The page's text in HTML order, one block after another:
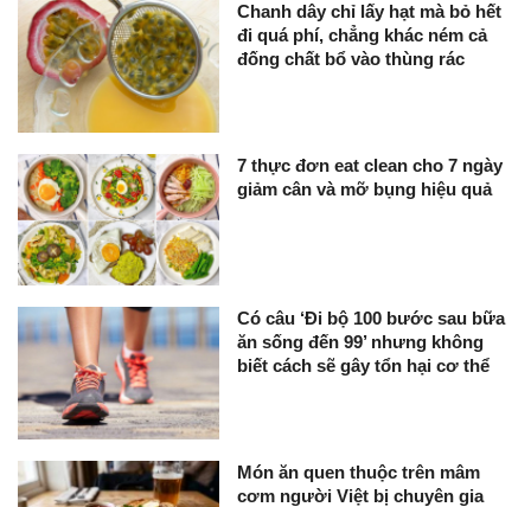
Chanh dây chỉ lấy hạt mà bỏ hết
đi quá phí, chẳng khác ném cả
đống chất bổ vào thùng rác
7 thực đơn eat clean cho 7 ngày
giảm cân và mỡ bụng hiệu quả
Có câu ‘Đi bộ 100 bước sau bữa
ăn sống đến 99’ nhưng không
biết cách sẽ gây tổn hại cơ thể
Món ăn quen thuộc trên mâm
cơm người Việt bị chuyên gia